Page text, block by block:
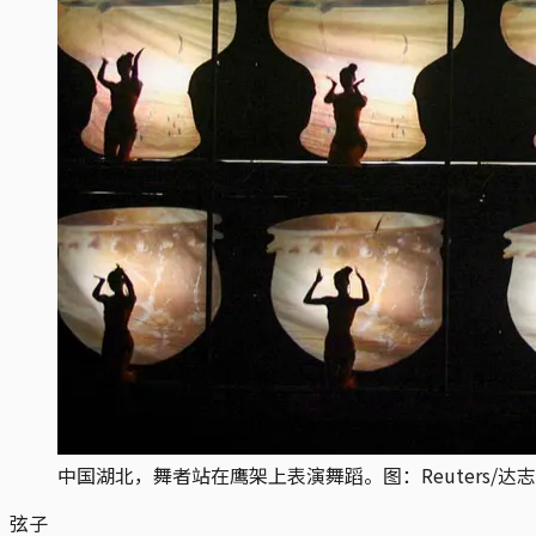
中国湖北，舞者站在鹰架上表演舞蹈。图：Reuters/达
弦子